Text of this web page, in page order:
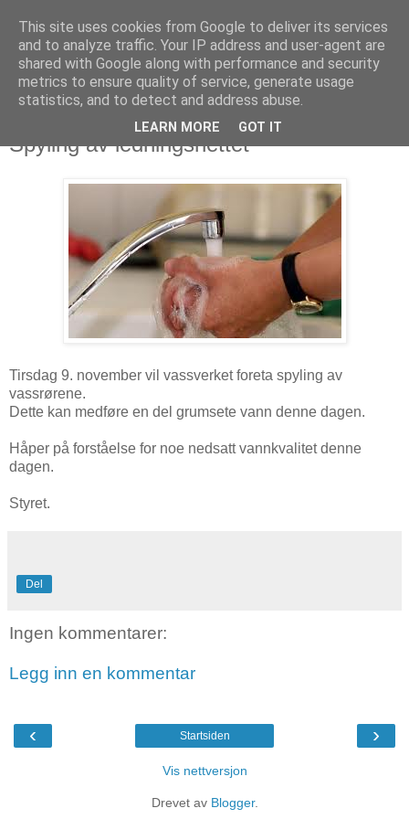
Spyling av ledningsnettet
Tirsdag 9. november vil vassverket foreta spyling av
vassrørene.
Dette kan medføre en del grumsete vann denne dagen.
Håper på forståelse for noe nedsatt vannkvalitet denne
dagen.
Styret.
Del
Ingen kommentarer:
Legg inn en kommentar
‹ ›
Startsiden
Vis nettversjon
Drevet av Blogger.
This site uses cookies from Google to deliver its services
and to analyze traffic. Your IP address and user-agent are
shared with Google along with performance and security
metrics to ensure quality of service, generate usage
statistics, and to detect and address abuse.
LEARN MORE GOT IT